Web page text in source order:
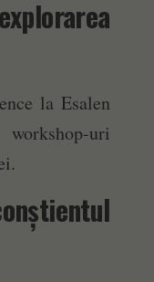
la Esalen
uri